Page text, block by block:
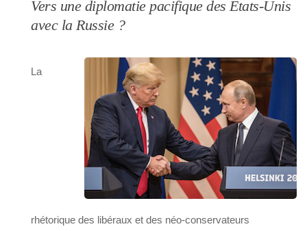
Vers une diplomatie pacifique des États-Unis
avec la Russie ?
La
rhétorique des libéraux et des néo-conservateurs